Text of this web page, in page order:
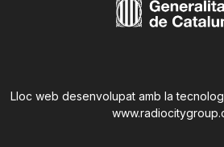
Lloc web desenvolupat amb la